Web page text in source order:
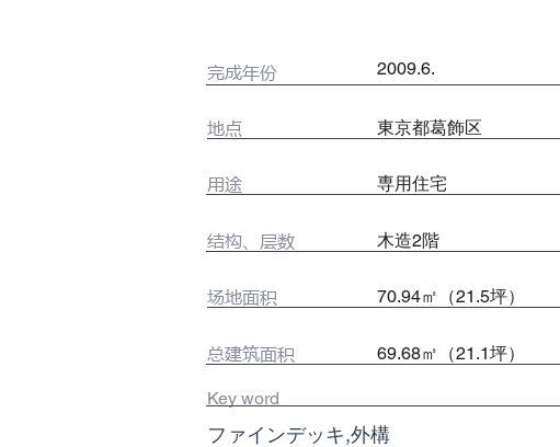
完成年份 2009.6.
地点 東京都葛飾区
用途 専用住宅
​结构、层数 木造2階
场地面积 70.94㎡（21.5坪）
总建筑面积 69.68㎡（21.1坪）
Key word
ファインデッキ,外構